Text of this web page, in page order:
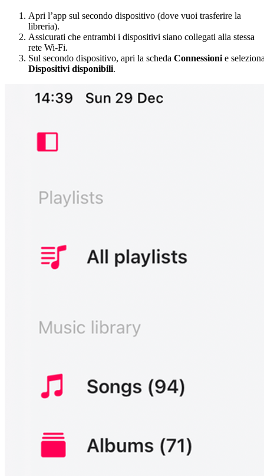
Apri l’app sul secondo dispositivo (dove vuoi trasferire la
libreria).
Assicurati che entrambi i dispositivi siano collegati alla stessa
rete Wi-Fi.
Sul secondo dispositivo, apri la scheda Connessioni e
Dispositivi disponibili.